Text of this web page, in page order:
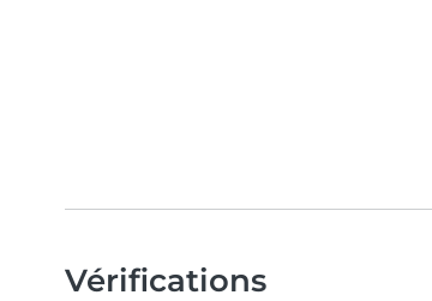
Vérifications